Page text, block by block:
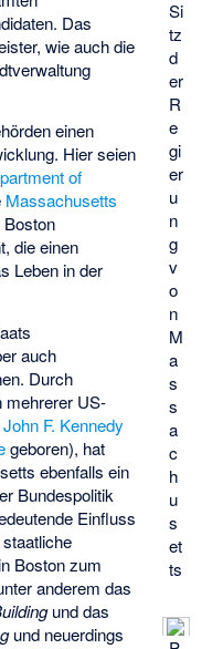
Si
tz
d
er
R
e
gi
er
u
n
g
v
o
n
M
a
s
s
a
c
h
u
s
et
ts
Das
wie auch die
einen
Hier seien
of
Massachusetts
Boston
die einen
Leben in der
auch
Durch
mehrerer US-
John F. Kennedy
geboren), hat
ebenfalls ein
Bundespolitik
Einfluss
Boston zum
anderem das
und das
und neuerdings